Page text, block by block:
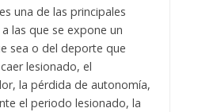
es una de las principales
las que se expone un
sea o del deporte que
lesionado, el
la pérdida de autonomía,
el periodo lesionado, la